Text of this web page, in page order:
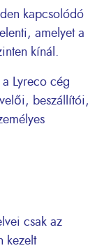
kapcsolódó
amelyet a
kínál.
Lyreco cég
beszállítói,
csak az
kezelt